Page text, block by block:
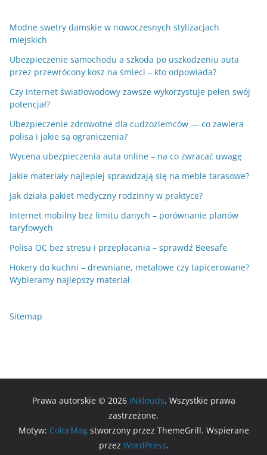
Modne swetry damskie w nowoczesnych stylizacjach
miejskich
Ubezpieczenie samochodu a szkoda po uszkodzeniu auta
przez przewrócony kosz na śmieci – kto odpowiada?
Czy internet światłowodowy zawsze wykorzystuje pełen swój
potencjał?
Ubezpieczenie zdrowotne dla cudzoziemców — co zawiera
polisa i jakie są ograniczenia?
Wycena ubezpieczenia auta online – na co zwracać uwagę
Jakie materiały najlepiej sprawdzają się na meble tarasowe?
Jak działa pakiet medyczny rodzinny w praktyce?
Internet mobilny bez limitu danych – porównanie planów
taryfowych
Polisa OC bez stresu i przepłacania – sprawdź Beesafe
Hokery do kuchni – drewniane, metalowe czy tapicerowane?
Wybieramy najlepszy materiał
Sitemap
Prawa autorskie © 2026 INklouds. Wszystkie prawa
zastrzeżone.
Motyw: ColorMagstworzony przez ThemeGrill. Wspierane
przez WordPress.